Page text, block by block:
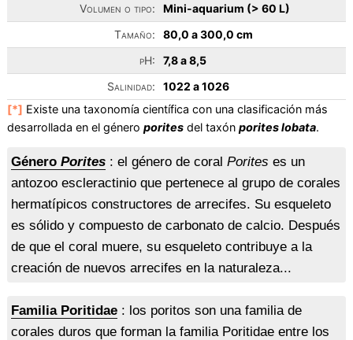
Volumen o tipo:
Mini-aquarium (> 60 L)
Tamaño:
80,0 a 300,0 cm
pH:
7,8 a 8,5
Salinidad:
1022 a 1026
[*] Existe una taxonomía científica con una clasificación más
desarrollada en el género poritesdel taxón porites lobata.
Género Porites: el género de coral Porites es un
antozoo escleractinio que pertenece al grupo de corales
hermatípicos constructores de arrecifes. Su esqueleto
es sólido y compuesto de carbonato de calcio. Después
de que el coral muere, su esqueleto contribuye a la
creación de nuevos arrecifes en la naturaleza...
Familia Poritidae: los poritos son una familia de
corales duros que forman la familia Poritidae entre los